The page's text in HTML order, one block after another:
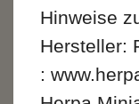
Hinweise
Hersteller:
: